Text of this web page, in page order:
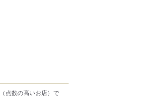
（点数の高いお店） で